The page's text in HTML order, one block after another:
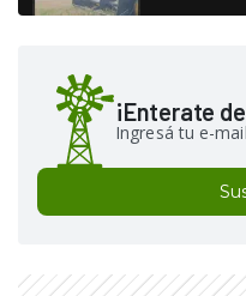
¡Enterate
Ingresá tu e-